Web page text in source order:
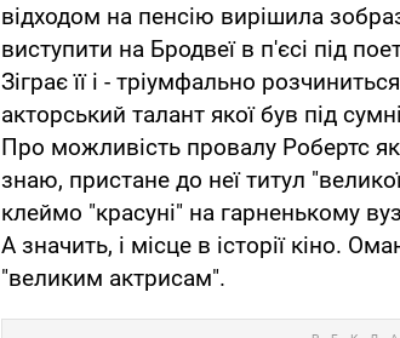
відходом на пенсію вирішила
виступити на Бродвеї в п'єсі під
Зіграє її і - тріумфально
акторський талант якої був під
Про можливість провалу Робертс
знаю, пристане до неї титул
клеймо "красуні" на гарненькому
А значить, і місце в історії кіно.
"великим актрисам".